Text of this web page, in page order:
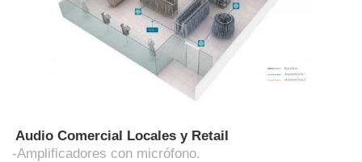
Audio Comercial Locales y Retail
-Amplificadores con micrófono.